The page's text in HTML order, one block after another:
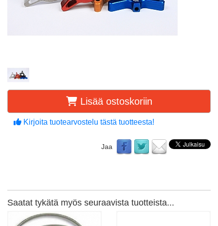
Lisää ostoskoriin
Kirjoita tuotearvostelu tästä tuotteesta!
Jaa
Saatat tykätä myös seuraavista tuotteista...